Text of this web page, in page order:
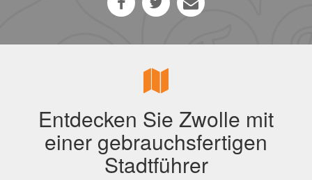
Entdecken Sie Zwolle mit
einer gebrauchsfertigen
Stadtführer